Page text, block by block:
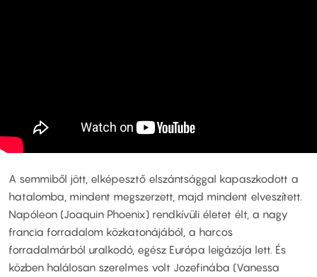
A semmiből jött, elképesztő elszántsággal kapaszkodott a
hatalomba, mindent megszerzett, majd mindent elveszített.
Napóleon (Joaquin Phoenix) rendkívüli életet élt, a nagy
francia forradalom közkatonájából, a harcos
forradalmárból uralkodó, egész Európa leigázója lett. És
közben halálosan szerelmes volt Jozefinába (Vanessa